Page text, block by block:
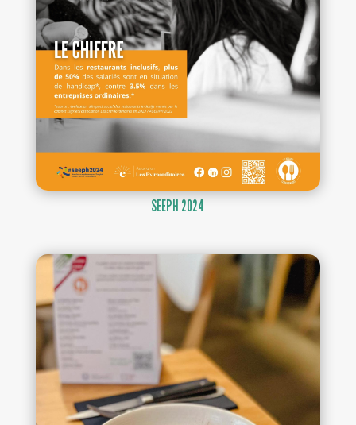
SEEPH 2024